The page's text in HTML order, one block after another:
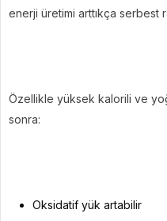
enerji üretimi arttıkça serbest
Özellikle yüksek kalorili ve
sonra:
Oksidatif yük artabilir